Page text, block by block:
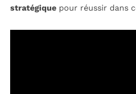
stratégique pour réussir dans